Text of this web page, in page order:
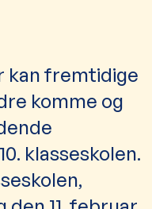
kan fremtidige
komme og
klasseskolen.